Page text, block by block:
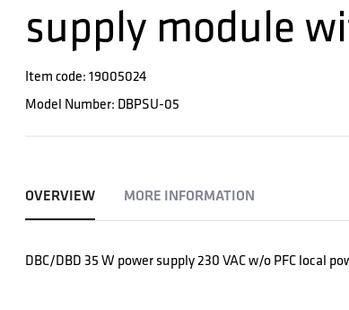
supply module
Item code: 19005024
Model Number: DBPSU-05
OVERVIEW MORE INFORMATION
DBC/DBD 35 W power supply 230 VAC w/o PFC local